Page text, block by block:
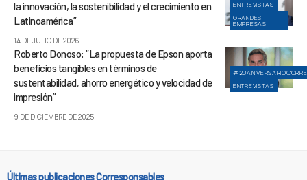
ENTREVISTAS
GRANDES
EMPRESAS
la innovación, la sostenibilidad y el crecimiento en
Latinoamérica”
14 DE JULIO DE 2026
ENTREVISTAS
Roberto Donoso: “La propuesta de Epson aporta
beneficios tangibles en términos de
sustentabilidad, ahorro energético y velocidad de
impresión”
9 DE DICIEMBRE DE 2025
Últimas publicaciones Corresponsables